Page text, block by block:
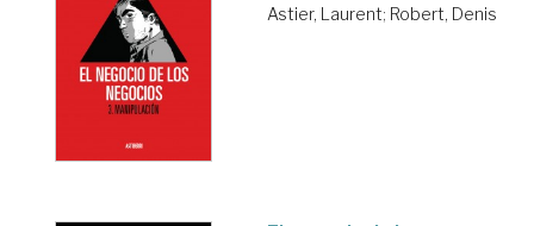
Astier, Laurent; Robert, Denis